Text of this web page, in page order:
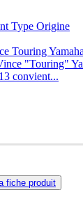
Type Origine
Touring
"Touring"
convient...
fiche produit